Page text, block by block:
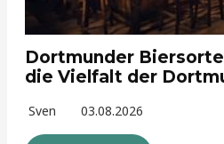
Dortmunder
die Vielfalt der
Sven 03.08.2026